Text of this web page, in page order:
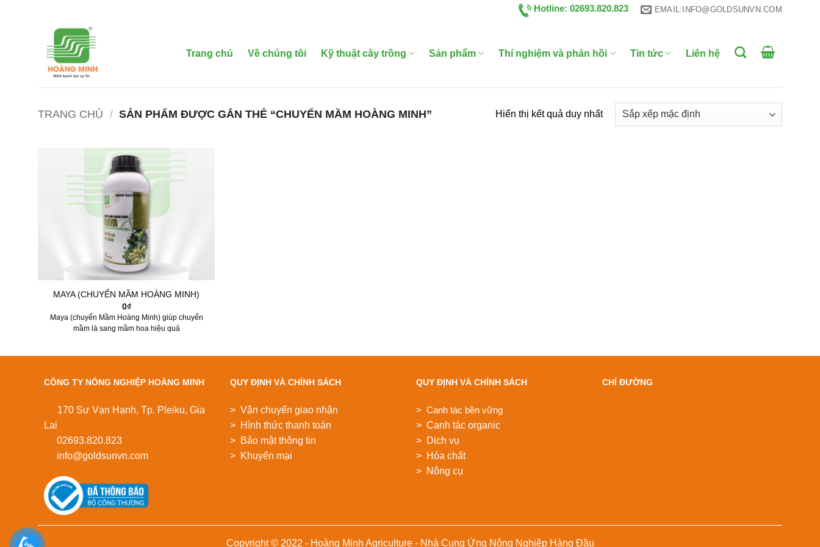
Hotline: 02693.820.823 EMAIL:INFO@GOLDSUNVN.COM
Trang chủ Về chúng tôi Kỹ thuật cây trồng Sản phẩm Thí nghiệm và phản hồi Tin tức Liên hệ
TRANG CHỦ / SẢN PHẨM ĐƯỢC GẮN THẺ “CHUYỂN MẦM HOÀNG MINH” Hiển thị kết quả duy nhất
MAYA (CHUYỂN MẦM HOÀNG MINH)
0₫
Maya (chuyển Mầm Hoàng Minh) giúp chuyển
mầm lá sang mầm hoa hiệu quả
CÔNG TY NÔNG NGHIỆP HOÀNG MINH
170 Sư Vạn Hạnh, Tp. Pleiku, Gia
Lai
02693.820.823
info@goldsunvn.com
QUY ĐỊNH VÀ CHÍNH SÁCH
> Vận chuyển giao nhận
> Hình thức thanh toán
> Bảo mật thông tin
> Khuyển mại
QUY ĐỊNH VÀ CHÍNH SÁCH
> Canh tác bền vững
> Canh tác organic
> Dịch vụ
> Hóa chất
> Nông cụ
CHỈ ĐƯỜNG
Copyright © 2022 - Hoàng Minh Agriculture - Nhà Cung Ứng Nông Nghiệp Hàng Đầu